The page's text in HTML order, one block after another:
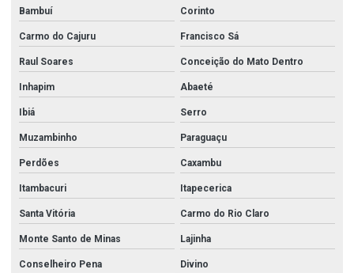
Bambuí Corinto
Carmo do Cajuru Francisco Sá
Raul Soares Conceição do Mato Dentro
Inhapim Abaeté
Ibiá Serro
Muzambinho Paraguaçu
Perdões Caxambu
Itambacuri Itapecerica
Santa Vitória Carmo do Rio Claro
Monte Santo de Minas Lajinha
Conselheiro Pena Divino